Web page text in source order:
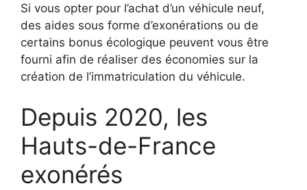
Si vous opter pour l’achat d’un véhicule neuf,
des aides sous forme d’exonérations ou de
certains bonus écologique peuvent vous être
fourni afin de réaliser des économies sur la
création de l’immatriculation du véhicule.
Depuis 2020, les
Hauts-de-France
exonérés